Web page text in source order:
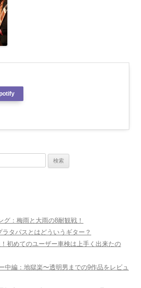
グ：梅雨と大雨の8耐観戦！
タパスとはどういうギター？
初めてのユーザー車検は上手く出来たの
中編：地獄楽〜透明男までの9作品をレビュ